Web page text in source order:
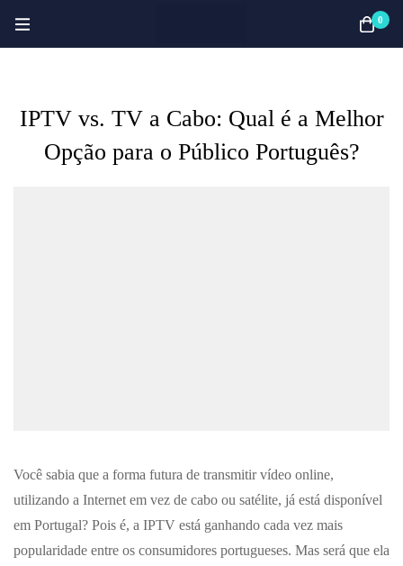
0
IPTV vs. TV a Cabo: Qual é a Melhor
Opção para o Público Português?
Você sabia que a forma futura de transmitir vídeo online,
utilizando a Internet em vez de cabo ou satélite, já está disponível
em Portugal? Pois é, a IPTV está ganhando cada vez mais
popularidade entre os consumidores portugueses. Mas será que ela